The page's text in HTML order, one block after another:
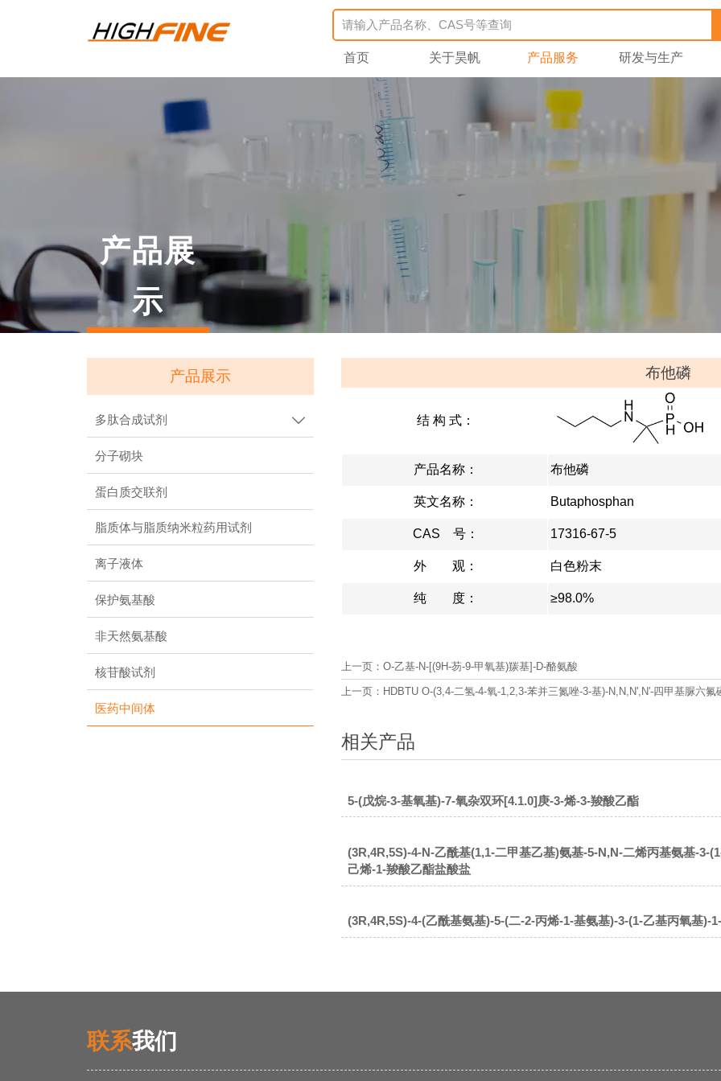
首页 关于昊帆 产品服务 研发与生产
产品展
示
产品展示
多肽合成试剂 
分子砌块
蛋白质交联剂
脂质体与脂质纳米粒药用试剂
离子液体
保护氨基酸
非天然氨基酸
核苷酸试剂
医药中间体
布他磷
结 构 式：
产品名称： 布他磷
英文名称： Butaphosphan
CAS 号： 17316-67-5
外 观： 白色粉末
纯 度： ≥98.0%
上一页： O-乙基-N-[(9H-芴-9-甲氧基)羰基]-D-酪氨酸
上一页： HDBTU O-(3,4-二氢-4-氧-1,2,3-苯并三氮唑-3-基)-N,N,N',N'-四甲基脲六氟
相关产品
5-(戊烷-3-基氧基)-7-氧杂双环[4.1.0]庚-3-烯-3-羧酸乙酯
(3R,4R,5S)-4-N-乙酰基(1,1-二甲基乙基)氨基-5-N,N-二烯丙基氨基-3-
己烯-1-羧酸乙酯盐酸盐
(3R,4R,5S)-4-(乙酰基氨基)-5-(二-2-丙烯-1-基氨基)-3-(1-乙基丙氧基)-
联系我们